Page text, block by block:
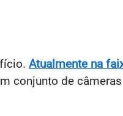
Atualmente na
conjunto de câmeras